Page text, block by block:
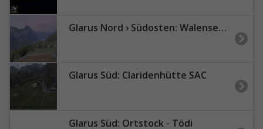
Glarus Nord › Südosten: Walensee - Filzbach
Glarus Süd: Claridenhütte SAC
Glarus Süd: Ortstock - Tödi